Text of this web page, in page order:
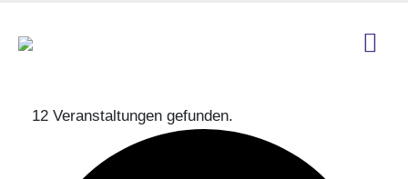
12 Veranstaltungen gefunden.